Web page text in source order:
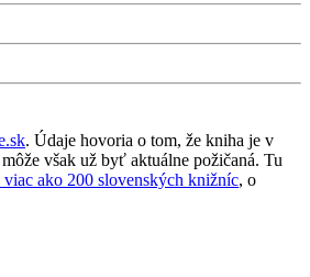
. Údaje hovoria o tom, že kniha je v
však už byť aktuálne požičaná. Tu
viac ako 200 slovenských knižníc, o